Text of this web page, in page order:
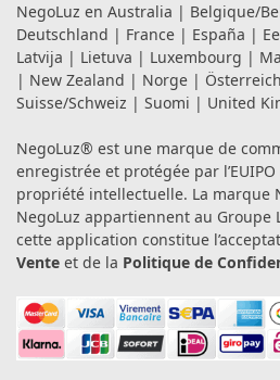
NegoLuz en Australia | Belgique/
Deutschland | France | España |
Latvija | Lietuva | Luxembourg |
| New Zealand | Norge | Österreich
Suisse/Schweiz | Suomi | United
NegoLuz® est une marque de
enregistrée et protégée par l’EUIPO
propriété intellectuelle. La marque
NegoLuz appartiennent au Groupe
cette application constitue
Vente et de la Politique de